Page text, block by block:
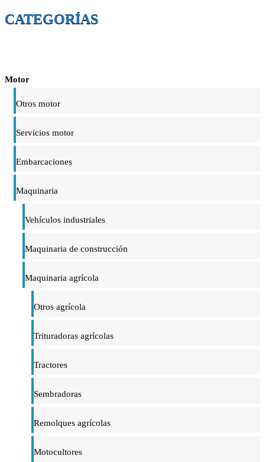
CATEGORÍAS
Motor
Otros motor
Servicios motor
Embarcaciones
Maquinaria
Vehículos industriales
Maquinaria de construcción
Maquinaria agrícola
Otros agrícola
Trituradoras agrícolas
Tractores
Sembradoras
Remolques agrícolas
Motocultores